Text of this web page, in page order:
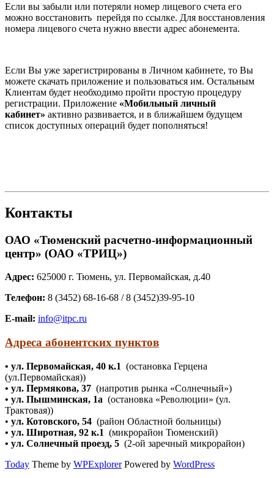
Если вы забыли или потеряли номер лицевого счета его
можно восстановить перейдя по ссылке. Для восстановления
номера лицевого счета нужно ввести адрес абонемента.
Если Вы уже зарегистрированы в Личном кабинете, то Вы
можете скачать приложение и пользоваться им. Остальным
Клиентам будет необходимо пройти простую процедуру
регистрации. Приложение «Мобильный личный
кабинет» активно развивается, и в ближайшем будущем
список доступных операций будет пополняться!
Контакты
ОАО «Тюменский расчетно-информационный
центр» (ОАО «ТРИЦ»)
Адрес: 625000 г. Тюмень, ул. Первомайская, д.40
Телефон: 8 (3452) 68-16-68 / 8 (3452)39-95-10
E-mail: info@itpc.ru
Адреса абонентских пунктов
• ул. Первомайская, 40 к.1 (остановка Герцена
(ул.Первомайская))
• ул. Пермякова, 37 (напротив рынка «Солнечный»)
• ул. Пышминская, 1а (остановка «Революции» (ул.
Трактовая))
• ул. Котовского, 54 (район Областной больницы)
• ул. Широтная, 92 к.1 (микрорайон Тюменский)
• ул. Солнечный проезд, 5 (2-ой заречный микрорайон)
Today Theme by WPExplorerPowered by WordPress